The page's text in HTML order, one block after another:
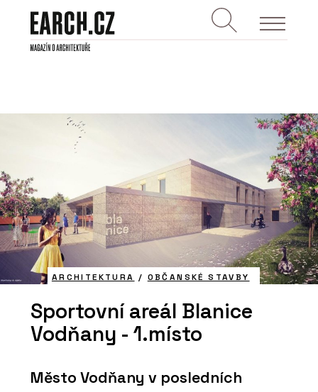
ARCHITEKTURA / OBČANSKÉ STAVBY
Sportovní areál Blanice
Vodňany - 1.místo
Město Vodňany v posledních